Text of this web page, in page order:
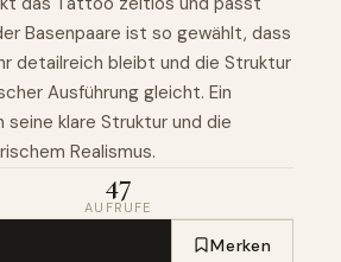
Basenpaare ist so gewählt, dass
detailreich bleibt und die Struktur
Ausführung gleicht. Ein
klare Struktur und die
Realismus.
47
AUFRUFE
Merken